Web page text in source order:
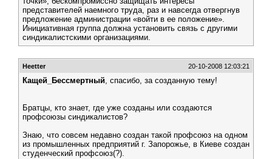
представителей наемного труда, раз и навсегда отвергнув
предложение администрации «войти в ее положение».
Инициативная группа должна установить связь с другими
синдикалистскими организациями.
Heetter 20-10-2008 12:03:21
Кащей_Бессмертный, спасибо, за созданную тему!
Братцы, кто знает, где уже созданы или создаются
профсоюзы синдикалистов?
Знаю, что совсем недавно создан такой профсоюз на одном
из промышленных предприятий г. Запорожье, в Киеве создан
студенческий профсоюз(?).